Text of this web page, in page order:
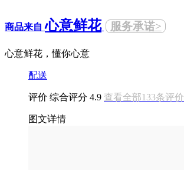
商品来自心意鲜花 服务承诺>
心意鲜花，懂你心意
配送
评价 综合评分 4.9 查看全部133条评价
图文详情